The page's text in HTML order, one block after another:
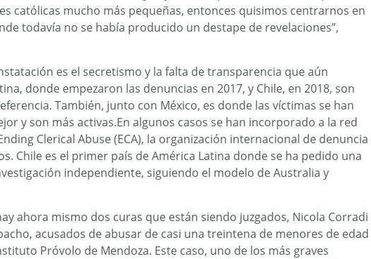
católicas mucho más pequeñas, entonces quisimos centrarnos en
todavía no se había producido un destape de revelaciones”,
es el secretismo y la falta de transparencia que aún
donde empezaron las denuncias en 2017, y Chile, en 2018, son
También, junto con México, es donde las víctimas se han
y son más activas.En algunos casos se han incorporado a la red
Clerical Abuse (ECA), la organización internacional de denuncia
Chile es el primer país de América Latina donde se ha pedido una
independiente, siguiendo el modelo de Australia y
ahora mismo dos curas que están siendo juzgados, Nicola Corradi
acusados de abusar de casi una treintena de menores de edad
Próvolo de Mendoza. Este caso, uno de los más graves